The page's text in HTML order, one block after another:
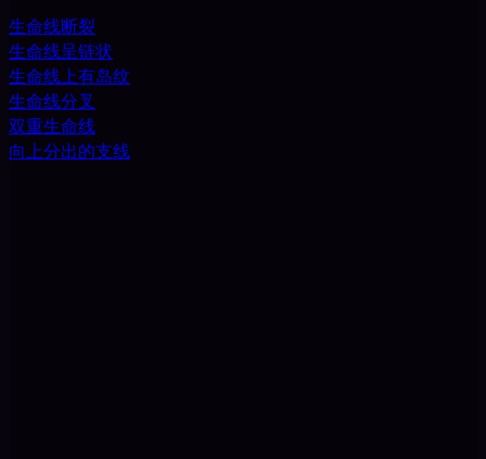
生命线断裂
生命线呈链状
生命线上有岛纹
生命线分叉
双重生命线
向上分出的支线